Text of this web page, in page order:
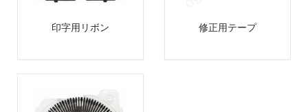
印字用リボン 修正用テープ